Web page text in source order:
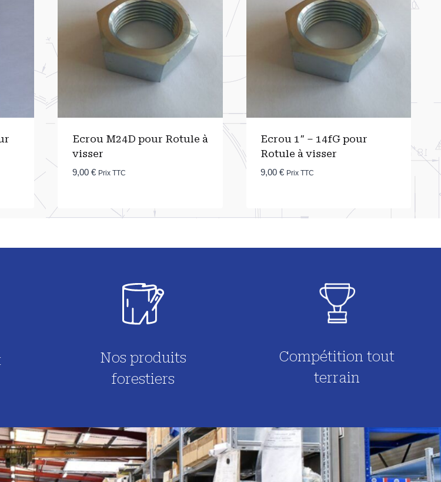
Ecrou M24D pour Rotule à
visser
9,00 € Prix TTC
Ecrou 1″ – 14fG pour
Rotule à visser
9,00 € Prix TTC
Nos produits
forestiers
Compétition tout
terrain